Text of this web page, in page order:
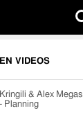
VIDEOS
Kringili & Alex Megas
- Planning